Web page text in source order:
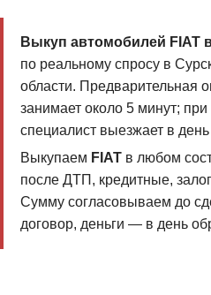
Выкуп автомобилей FIAT
по реальному спросу в
области. Предварительная
занимает около 5 минут;
специалист выезжает в
Выкупаем FIATв любом
после ДТП, кредитные,
Сумму согласовываем до
договор, деньги — в день